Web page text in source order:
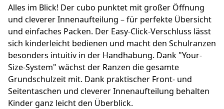
Alles im Blick! Der cubo punktet mit großer Öffnung
und cleverer Innenaufteilung – für perfekte Übersicht
und einfaches Packen. Der Easy-Click-Verschluss lässt
sich kinderleicht bedienen und macht den Schulranzen
besonders intuitiv in der Handhabung. Dank "Your-
Size-System" wächst der Ranzen die gesamte
Grundschulzeit mit. Dank praktischer Front- und
Seitentaschen und cleverer Innenaufteilung behalten
Kinder ganz leicht den Überblick.